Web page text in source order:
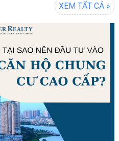
XEM TẤT CẢ »